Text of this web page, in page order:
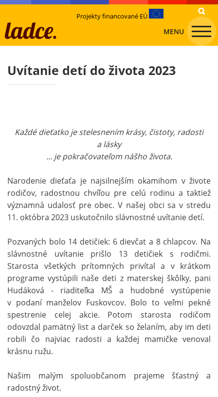
Projekty financované EÚ
MENU
Uvítanie detí do života 2023
Každé dieťatko je stelesnením krásy, čistoty, radosti
a lásky
... je pokračovateľom nášho života.
Narodenie dieťaťa je najsilnejším okamihom v živote
rodičov, radostnou chvíľou pre celú rodinu a taktiež
významná udalosť pre obec. V našej obci sa v stredu
11. októbra 2023 uskutočnilo slávnostné uvítanie detí.
Pozvaných bolo 14 detičiek: 6 dievčat a 8 chlapcov. Na
slávnostné uvítanie prišlo 13 detičiek s rodičmi.
Starosta všetkých prítomných privítal a v krátkom
programe vystúpili naše deti z materskej škôlky, pani
Hudáková - riaditeľka MŠ a hudobné vystúpenie
v podaní manželov Fuskovcov. Bolo to veľmi pekné
spestrenie celej akcie. Potom starosta rodičom
odovzdal pamätný list a darček so želaním, aby im deti
robili čo najviac radosti a každej mamičke venoval
krásnu ružu.
Našim malým spoluobčanom prajeme šťastný a
radostný život.